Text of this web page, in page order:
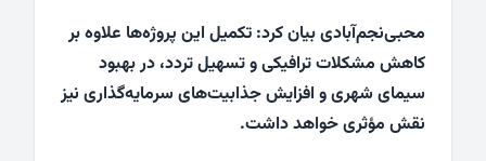
محبی‌نجم‌آبادی بیان کرد: تکمیل این پروژه‌ها علاوه بر
کاهش مشکلات ترافیکی و تسهیل تردد، در بهبود
سیمای شهری و افزایش جذابیت‌های سرمایه‌گذاری نیز
نقش مؤثری خواهد داشت.